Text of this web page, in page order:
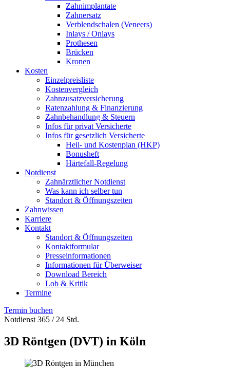
Zahnimplantate
Zahnersatz
Verblendschalen (Veneers)
Inlays / Onlays
Prothesen
Brücken
Kronen
Kosten
Einzelpreisliste
Kostenvergleich
Zahnzusatzversicherung
Ratenzahlung & Finanzierung
Zahnbehandlung & Steuern
Infos für privat Versicherte
Infos für gesetzlich Versicherte
Heil- und Kostenplan (HKP)
Bonusheft
Härtefall-Regelung
Notdienst
Zahnärztlicher Notdienst
Was kann ich selber tun
Standort & Öffnungszeiten
Zahnwissen
Karriere
Kontakt
Standort & Öffnungszeiten
Kontaktformular
Presseinformationen
Informationen für Überweiser
Download Bereich
Lob & Kritik
Termine
Termin buchen
Notdienst 365 / 24 Std.
3D Röntgen (DVT) in Köln